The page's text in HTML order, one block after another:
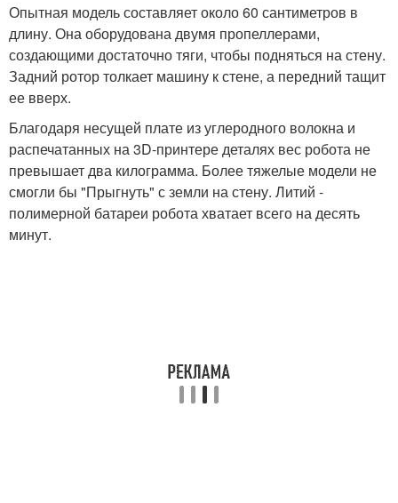
Опытная модель составляет около 60 сантиметров в
длину. Она оборудована двумя пропеллерами,
создающими достаточно тяги, чтобы подняться на стену.
Задний ротор толкает машину к стене, а передний тащит
ее вверх.
Благодаря несущей плате из углеродного волокна и
распечатанных на 3D-принтере деталях вес робота не
превышает два килограмма. Более тяжелые модели не
смогли бы "Прыгнуть" с земли на стену. Литий -
полимерной батареи робота хватает всего на десять
минут.